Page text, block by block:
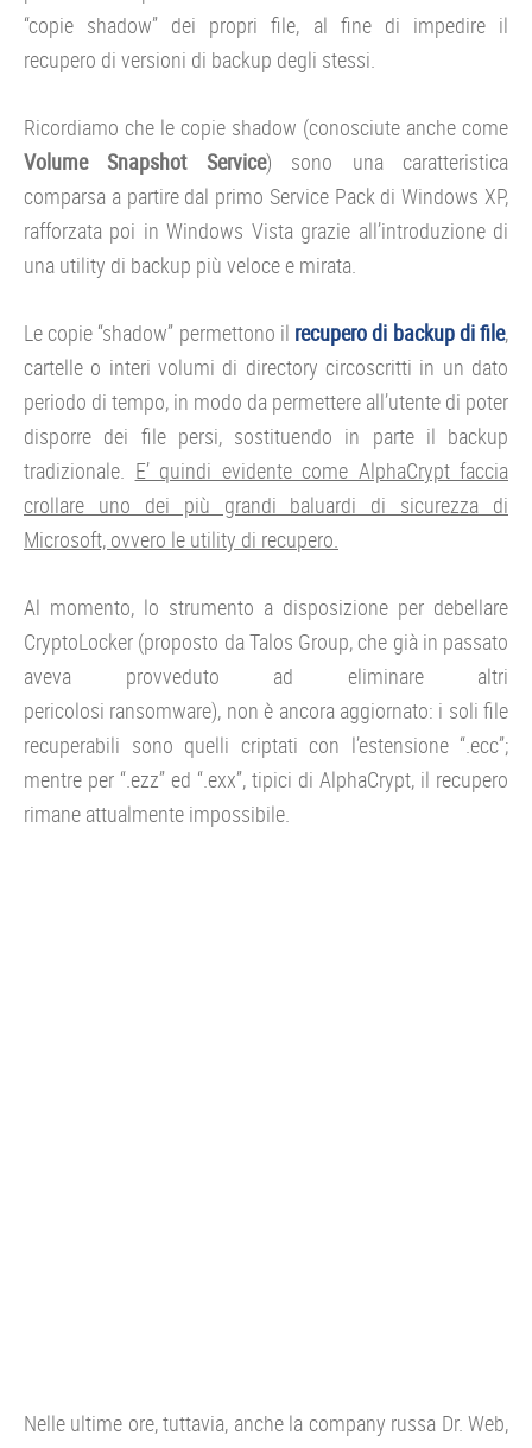
“copie shadow” dei propri file, al fine di impedire il
recupero di versioni di backup degli stessi.
Ricordiamo che le copie shadow (conosciute anche come
Volume Snapshot Service) sono una caratteristica
comparsa a partire dal primo Service Pack di Windows XP,
rafforzata poi in Windows Vista grazie all’introduzione di
una utility di backup più veloce e mirata.
Le copie “shadow” permettono il recupero di backup di file,
cartelle o interi volumi di directory circoscritti in un dato
periodo di tempo, in modo da permettere all’utente di poter
disporre dei file persi, sostituendo in parte il backup
tradizionale. E’ quindi evidente come AlphaCrypt faccia
crollare uno dei più grandi baluardi di sicurezza di
Microsoft, ovvero le utility di recupero.
Al momento, lo strumento a disposizione per debellare
CryptoLocker (proposto da Talos Group, che già in passato
aveva provveduto ad eliminare altri
pericolosi ransomware), non è ancora aggiornato: i soli file
recuperabili sono quelli criptati con l’estensione “.ecc”;
mentre per “.ezz” ed “.exx”, tipici di AlphaCrypt, il recupero
rimane attualmente impossibile.
Nelle ultime ore, tuttavia, anche la company russa Dr. Web,